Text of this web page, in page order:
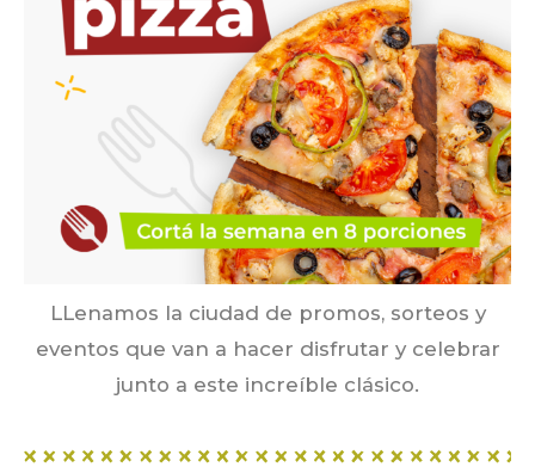
LLenamos la ciudad de promos, sorteos y
eventos que van a hacer disfrutar y celebrar
junto a este increíble clásico.